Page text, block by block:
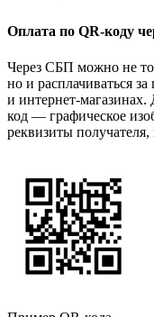
Оплата по QR-коду
Через СБП можно не
но и расплачиваться
и интернет-
код — графическое
реквизиты